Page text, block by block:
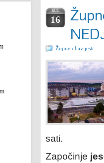
RUJ.
16
Župne obavijesti
sati.
Započinje